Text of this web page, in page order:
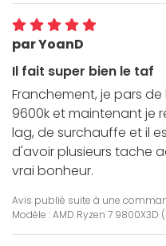
par YoanD
Il fait super bien le taf
Franchement, je pars
9600k et maintenant je
lag, de surchauffe et il
d'avoir plusieurs tache
vrai bonheur.
Avis publié suite à une
Modèle : AMD Ryzen 7 9800X3D